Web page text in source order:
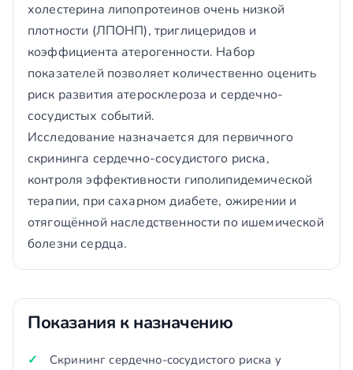
холестерина липопротеинов очень низкой
плотности (ЛПОНП), триглицеридов и
коэффициента атерогенности. Набор
показателей позволяет количественно оценить
риск развития атеросклероза и сердечно-
сосудистых событий.
Исследование назначается для первичного
скрининга сердечно-сосудистого риска,
контроля эффективности гиполипидемической
терапии, при сахарном диабете, ожирении и
отягощённой наследственности по ишемической
болезни сердца.
Показания к назначению
Скрининг сердечно-сосудистого риска у